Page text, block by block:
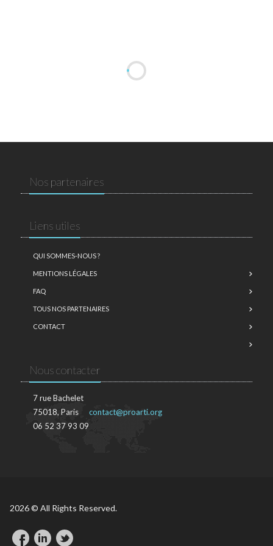
Nos partenaires
Liens utiles
QUI SOMMES-NOUS ?
MENTIONS LÉGALES
FAQ
TOUS NOS PARTENAIRES
CONTACT
Nous contacter
7 rue Bachelet
75018, Paris
06 52 37 93 09
contact@proarti.org
2026 © All Rights Reserved.